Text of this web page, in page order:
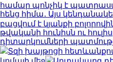
համար պոնչիկ է
հենց հիմա․ Այս
բացվում է կյանքի
թվականի հունիսն ու
դիտարկումների
Տզի խայթոցի հետևանքով